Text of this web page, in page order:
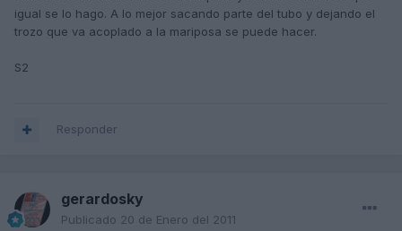
igual se lo hago. A lo mejor sacando parte del tubo y dejando el
trozo que va acoplado a la mariposa se puede hacer.
S2
Responder
gerardosky
Publicado 20 de Enero del 2011